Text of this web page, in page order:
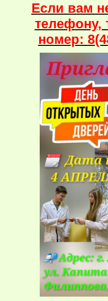
Если вам
телефону,
номер: